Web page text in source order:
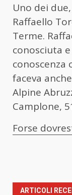
Uno dei
Raffaello
Terme.
conosciuta
conoscenza
faceva
Alpine
Camplone,
Forse
ARTICOLI